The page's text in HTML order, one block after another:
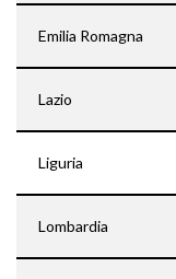
Emilia Romagna
Lazio
Liguria
Lombardia